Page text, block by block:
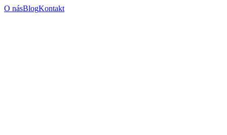
O násBlogKontakt